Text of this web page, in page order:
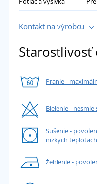
Kontakt na výrobcu
Pranie -
Bielenie - nesmie
Sušenie -
nízkych teplotách
Žehlenie -